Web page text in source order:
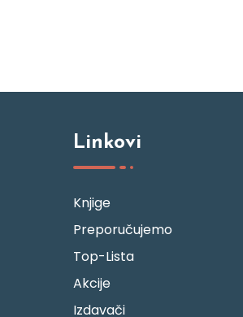
Linkovi
Knjige
Preporučujemo
Top-Lista
Akcije
Izdavači